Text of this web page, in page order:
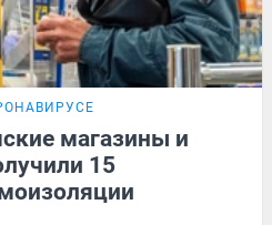
магазины и
15